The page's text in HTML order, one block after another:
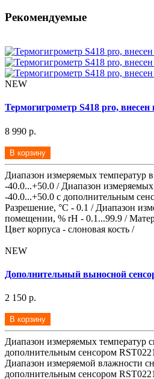
Рекомендуемые
NEW
Термогигрометр S418 pro,
8 990 р.
В корзину
Диапазон измеряемых температур
-40.0...+50.0 / Диапазон
-40.0...+50.0 с дополнительным
Разрешение, °С - 0.1 / Диапазон
помещении, % rH - 0.1...99.9 /
Цвет корпуса - слоновая кость /
NEW
Дополнительный выносной
2 150 р.
В корзину
Диапазон измеряемых температур
дополнительным сенсором
Диапазон измеряемой влажности
дополнительным сенсором